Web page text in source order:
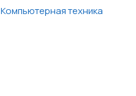
Компьютерная техника